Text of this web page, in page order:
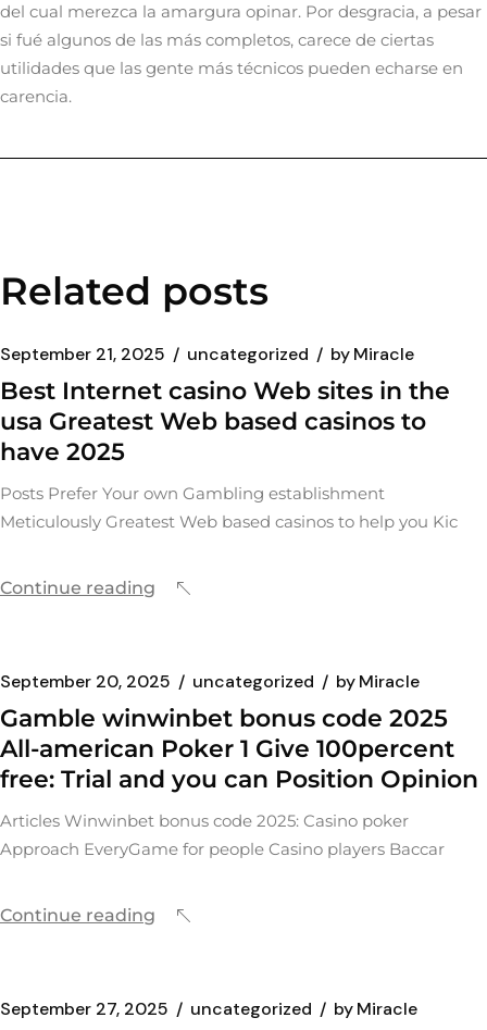
del cual merezca la amargura opinar. Por desgracia, a pesar
si fué algunos de las más completos, carece de ciertas
utilidades que las gente más técnicos pueden echarse en
carencia.
Related posts
September 21, 2025 uncategorized byMiracle
Best Internet casino Web sites in the
usa Greatest Web based casinos to
have 2025
Posts Prefer Your own Gambling establishment
Meticulously Greatest Web based casinos to help you Kic
Continue reading
September 20, 2025 uncategorized byMiracle
Gamble winwinbet bonus code 2025
All-american Poker 1 Give 100percent
free: Trial and you can Position Opinion
Articles Winwinbet bonus code 2025: Casino poker
Approach EveryGame for people Casino players Baccar
Continue reading
September 27, 2025 uncategorized byMiracle